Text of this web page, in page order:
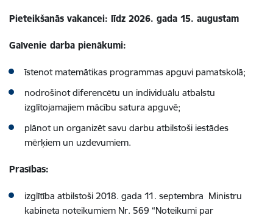
Pieteikšanās vakancei: līdz 2026. gada 15. augustam
Galvenie darba pienākumi:
īstenot matemātikas programmas apguvi pamatskolā;
nodrošinot diferencētu un individuālu atbalstu
izglītojamajiem mācību satura apguvē;
plānot un organizēt savu darbu atbilstoši iestādes
mērķiem un uzdevumiem.
Prasības:
izglītība atbilstoši 2018. gada 11. septembra Ministru
kabineta noteikumiem Nr. 569 “Noteikumi par